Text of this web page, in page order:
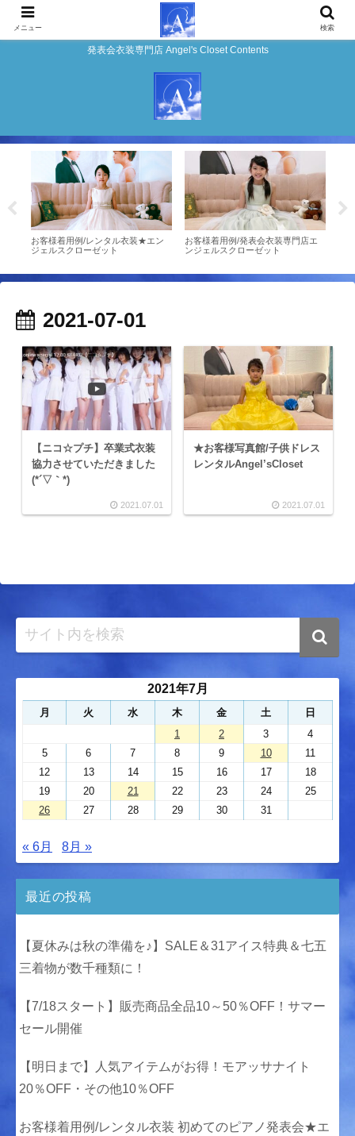
発表会衣装専門店 Angel's Closet Contents
お客様着用例/レンタル衣装★エン
ジェルスクローゼット
お客様着用例/発表会衣装専門店エ
ンジェルスクローゼット
2021-07-01
【ニコ☆プチ】卒業式衣装
協力させていただきました
(*´▽｀*)
2021.07.01
★お客様写真館/子供ドレス
レンタルAngel’sCloset
2021.07.01
2021年7月
月 火 水 木 金 土
日
1
2 3
4
5
6 7 8 9 10
11
12
13 14 15 16 17
18
19
20 21 22 23 24
25
26
27 28 29 30 31
« 6月 8月 »
最近の投稿
【夏休みは秋の準備を♪】SALE＆31アイス特典＆七五
三着物が数千種類に！
【7/18スタート】販売商品全品10～50％OFF！サマー
セール開催
【明日まで】人気アイテムがお得！モアッサナイト
20％OFF・その他10％OFF
お客様着用例/レンタル衣装 初めてのピアノ発表会★エ
メニュー 検索